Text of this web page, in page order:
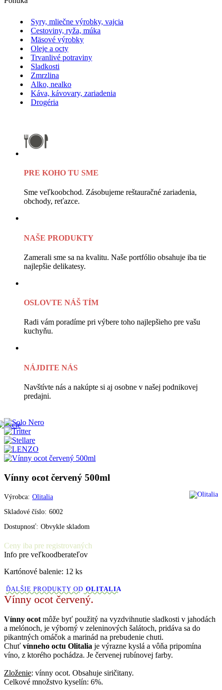
Syry, mliečne výrobky, vajcia
Cestoviny, ryža, múka
Mäsové výrobky
Oleje a octy
Trvanlivé potraviny
Sladkosti
Zmrzlina
Alko, nealko
Káva, kávovary, zariadenia
Drogéria
PRE KOHO TU SME
Sme veľkoobchod. Zásobujeme reštauračné zariadenia,
obchody, reťazce.
NAŠE PRODUKTY
Zamerali sme sa na kvalitu. Naše portfólio obsahuje iba tie
najlepšie delikatesy.
OSLOVTE NÁŠ TÍM
Radi vám poradíme pri výbere toho najlepšieho pre vašu
kuchyňu.
NÁJDITE NÁS
Navštívte nás a nakúpte si aj osobne v našej podnikovej
predajni.
Vínny ocot červený 500ml
Výrobca: Olitalia
Skladové číslo: 6002
Dostupnosť: Obvykle skladom
Ceny iba pre registrovaných
Info pre veľkoodberateľov
Kartónové balenie: 12 ks
ĎALŠIE PRODUKTY OD OLITALIA
Vínny ocot červený.
Vínny ocot môže byť použitý na vyzdvihnutie sladkosti v jahodách
a melónoch, je výborný v zeleninových šalátoch, pridáva sa do
pikantných omáčok a marinád na prebudenie chuti.
Chuť vínneho octu Olitalia je výrazne kyslá a vôňa pripomína
víno, z ktorého pochádza. Je červenej rubínovej farby.
Zloženie: vínny ocot. Obsahuje siričitany.
Celkové množstvo kyselín: 6%.